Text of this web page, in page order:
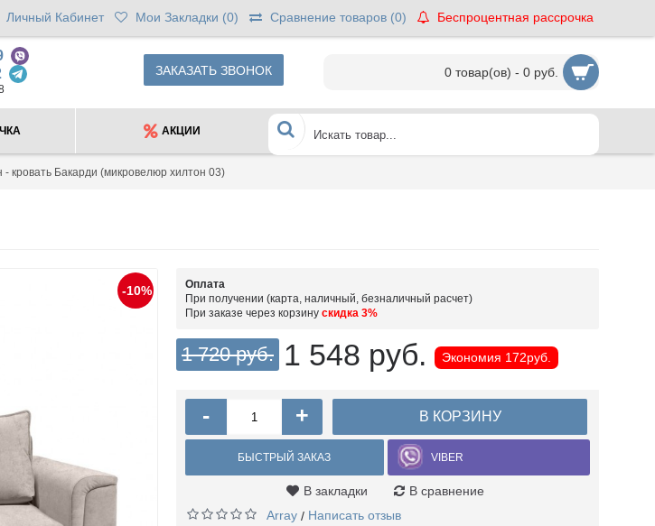
Личный Кабинет Мои Закладки (0) Сравнение товаров (0) Беспроцентная рассрочка
ЗАКАЗАТЬ ЗВОНОК 0 товар(ов) - 0 руб.
АКЦИИ
- кровать Бакарди (микровелюр хилтон 03)
-10%
Оплата
При получении (карта, наличный, безналичный расчет)
При заказе через корзину скидка 3%
1 720 руб. 1 548 руб. Экономия 172руб.
- + В КОРЗИНУ
БЫСТРЫЙ ЗАКАЗ VIBER
В закладки
В сравнение
Array / Написать отзыв